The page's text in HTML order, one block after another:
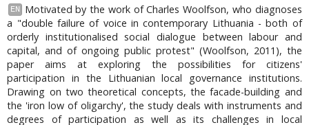
EN
Motivated by the work of Charles Woolfson, who diagnoses
a "double failure of voice in contemporary Lithuania - both of
orderly institutionalised social dialogue between labour and
capital, and of ongoing public protest" (Woolfson, 2011), the
paper aims at exploring the possibilities for citizens'
participation in the Lithuanian local governance institutions.
Drawing on two theoretical concepts, the facade-building and
the 'iron low of oligarchy', the study deals with instruments and
degrees of participation as well as its challenges in local